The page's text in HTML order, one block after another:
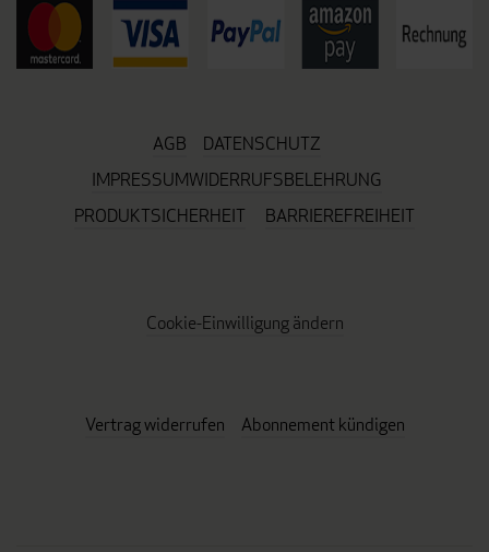
AGB
DATENSCHUTZ
IMPRESSUMWIDERRUFSBELEHRUNG
PRODUKTSICHERHEIT
BARRIEREFREIHEIT
Cookie-Einwilligung ändern
Vertrag widerrufen Abonnement kündigen